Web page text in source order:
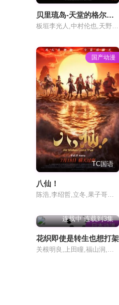
贝里琉岛-天堂的格尔尼卡-
板垣李光人,中村伦也,天野宏郷,藤井雄太,茂木たかまさ,三上瑛士
国产动漫
TC国语
八仙！
日本动漫
连载中 连载到3集
花织即使是转生也想打架